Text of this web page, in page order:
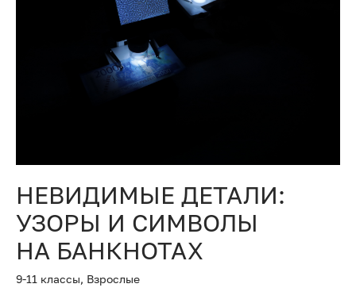
НЕВИДИМЫЕ ДЕТАЛИ:
УЗОРЫ И СИМВОЛЫ
НА БАНКНОТАХ
9-11 классы, Взрослые